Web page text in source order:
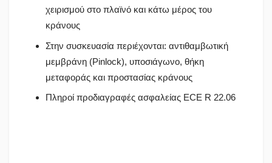
χειρισμού στο πλαϊνό και κάτω μέρος του
κράνους
Στην συσκευασία περιέχονται: αντιθαμβωτική
μεμβράνη (Pinlock), υποσιάγωνο, θήκη
μεταφοράς και προστασίας κράνους
Πληροί προδιαγραφές ασφαλείας ECE R 22.06